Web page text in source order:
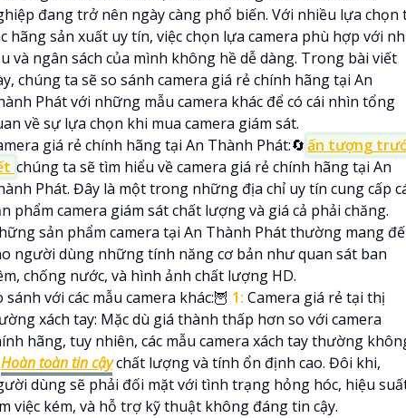
đang trở nên ngày càng phổ biến. Với nhiều lựa chọn
hãng sản xuất uy tín, việc chọn lựa camera phù hợp với
và ngân sách của mình không hề dễ dàng. Trong bài viết
chúng ta sẽ so sánh camera giá rẻ chính hãng tại An
Phát với những mẫu camera khác để có cái nhìn tổng
về sự lựa chọn khi mua camera giám sát.
giá rẻ chính hãng tại An Thành Phát:🔄ấn tượng
chúng ta sẽ tìm hiểu về camera giá rẻ chính hãng tại An
Phát. Đây là một trong những địa chỉ uy tín cung cấp
phẩm camera giám sát chất lượng và giá cả phải chăng.
sản phẩm camera tại An Thành Phát thường mang
người dùng những tính năng cơ bản như quan sát ban
chống nước, và hình ảnh chất lượng HD.
sánh với các mẫu camera khác:🦉 1: Camera giá rẻ tại thị
xách tay: Mặc dù giá thành thấp hơn so với camera
hãng, tuy nhiên, các mẫu camera xách tay thường
Hoàn toàn tin cậychất lượng và tính ổn định cao. Đôi khi,
dùng sẽ phải đối mặt với tình trạng hỏng hóc, hiệu
việc kém, và hỗ trợ kỹ thuật không đáng tin cậy.